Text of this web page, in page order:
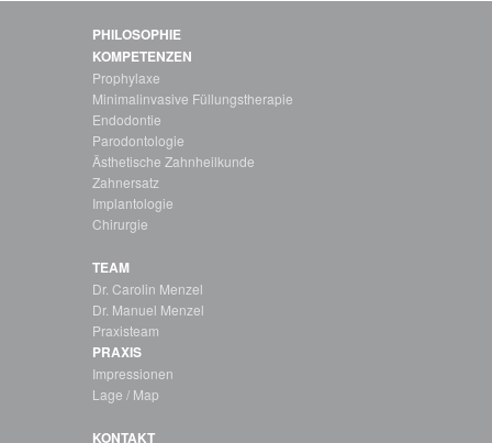
PHILOSOPHIE
KOMPETENZEN
Prophylaxe
Minimalinvasive Füllungstherapie
Endodontie
Parodontologie
Ästhetische Zahnheilkunde
Zahnersatz
Implantologie
Chirurgie
TEAM
Dr. Carolin Menzel
Dr. Manuel Menzel
Praxisteam
PRAXIS
Impressionen
Lage / Map
KONTAKT